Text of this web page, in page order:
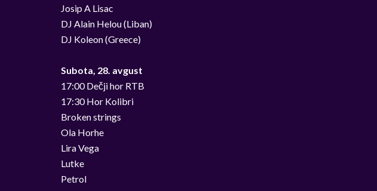
Josip A Lisac
DJ Alain Helou (Liban)
DJ Koleon (Greece)
Subota, 28. avgust
17:00 Dečji hor RTB
17:30 Hor Kolibri
Broken strings
Ola Horhe
Lira Vega
Lutke
Petrol